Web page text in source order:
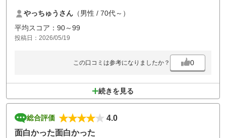
やっちゅうさん （男性 / 70代～）
平均スコア：90～99
投稿日：2026/05/19
この口コミは参考になりましたか？ 0
続きを見る
総合評価
4.0
面白かった面白かった